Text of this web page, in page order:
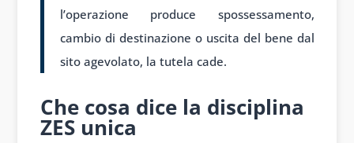
l’operazione produce spossessamento,
cambio di destinazione o uscita del bene dal
sito agevolato, la tutela cade.
Che cosa dice la disciplina
ZES unica